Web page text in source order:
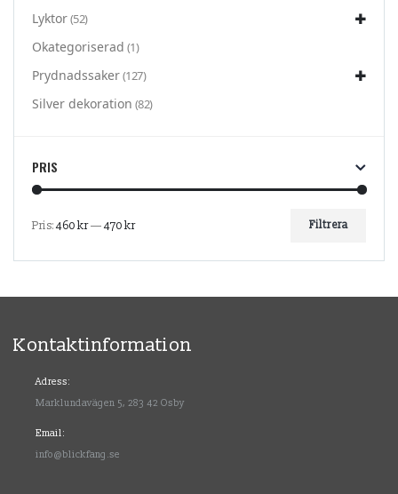
Lyktor(52)
Okategoriserad (1)
Prydnadssaker(127)
Silver dekoration (82)
PRIS
pris
pris
Filtrera
Pris:460 kr—470 kr
Kontaktinformation
Adress:
Marklundavägen 5, 283 42 Osby
Email:
info@blickfang.se